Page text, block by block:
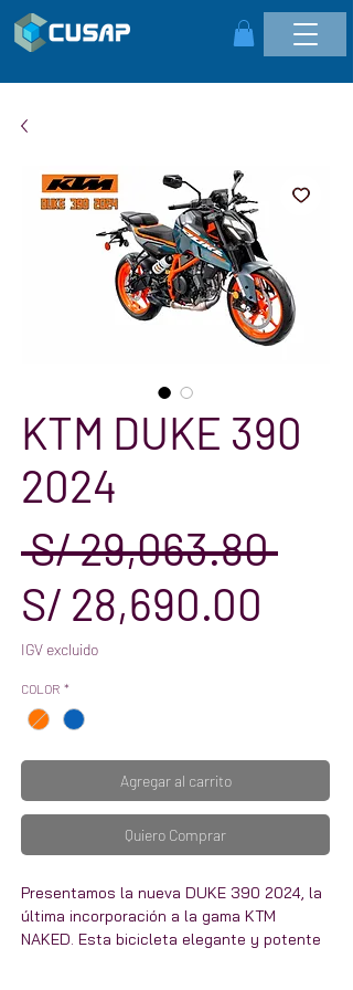
KTM DUKE 390
2024
S/ 29,063.80
S/ 28,690.00
IGV excluido
COLOR *
Agregar al carrito
Quiero Comprar
Presentamos la nueva DUKE 390 2024, la
última incorporación a la gama KTM
NAKED. Esta bicicleta elegante y potente